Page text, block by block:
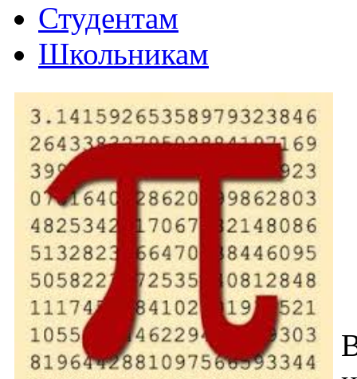
Студентам
Школьникам